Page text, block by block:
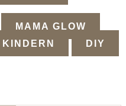
MAMA GLOW
DIY